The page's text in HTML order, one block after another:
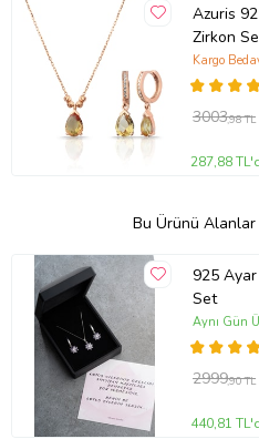
Azuris
Zirkon
Kargo
3003,98 TL
287,88
Bu Ürünü Alanlar
925
Set
Aynı Gün
2999,90 TL
440,81